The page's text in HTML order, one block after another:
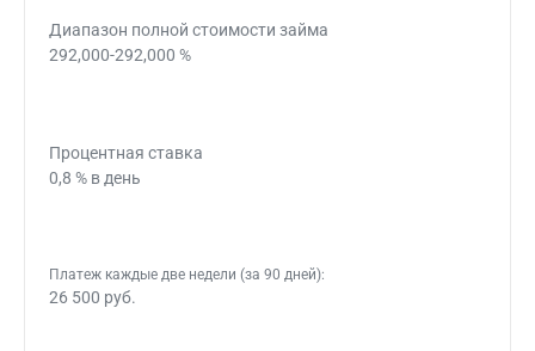
Диапазон полной стоимости займа
292,000-292,000 %
Процентная ставка
0,8 % в день
Платеж каждые две недели (за 90 дней):
26 500 руб.